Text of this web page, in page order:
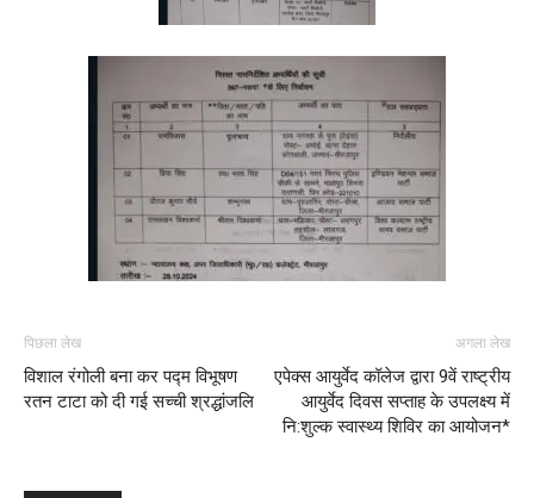
पिछला लेख
विशाल रंगोली बना कर पद्म विभूषण
रतन टाटा को दी गई सच्ची श्रद्धांजलि
अगला लेख
एपेक्स आयुर्वेद कॉलेज द्वारा 9वें राष्ट्रीय
आयुर्वेद दिवस सप्ताह के उपलक्ष्य में
नि:शुल्क स्वास्थ्य शिविर का आयोजन*